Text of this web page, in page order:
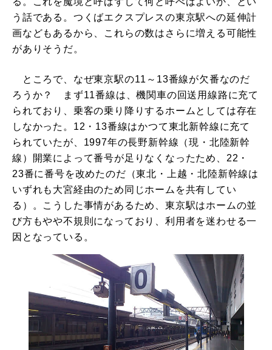
う話である。つくばエクスプレスの東京駅への延伸計
画などもあるから、これらの数はさらに増える可能性
がありそうだ。
ところで、なぜ東京駅の11～13番線が欠番なのだ
ろうか？ まず11番線は、機関車の回送用線路に充て
られており、乗客の乗り降りするホームとしては存在
しなかった。12・13番線はかつて東北新幹線に充て
られていたが、1997年の長野新幹線（現・北陸新幹
線）開業によって番号が足りなくなったため、22・
23番に番号を改めたのだ（東北・上越・北陸新幹線は
いずれも大宮経由のため同じホームを共有してい
る）。こうした事情があるため、東京駅はホームの並
び方もやや不規則になっており、利用者を迷わせる一
因となっている。